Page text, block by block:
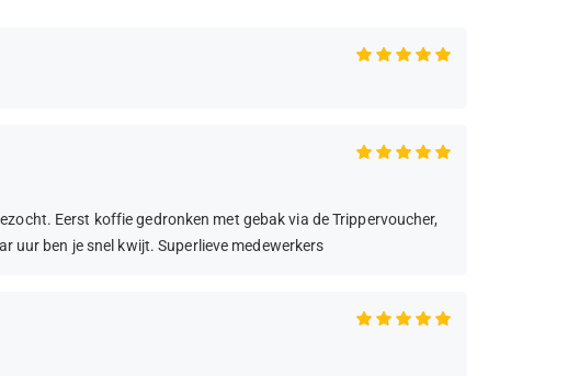
Eerst koffie gedronken met gebak via de Trippervoucher,
uur ben je snel kwijt. Superlieve medewerkers